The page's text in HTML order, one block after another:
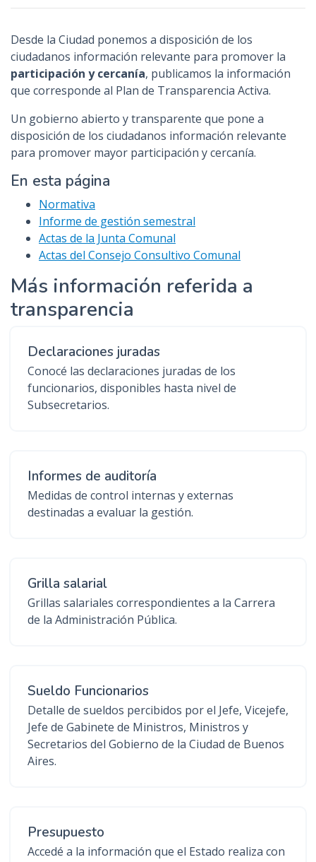
Desde la Ciudad ponemos a disposición de los
ciudadanos información relevante para promover la
participación y cercanía, publicamos la información
que corresponde al Plan de Transparencia Activa.
Un gobierno abierto y transparente que pone a
disposición de los ciudadanos información relevante
para promover mayor participación y cercanía.
En esta página
Normativa
Informe de gestión semestral
Actas de la Junta Comunal
Actas del Consejo Consultivo Comunal
Más información referida a
transparencia
Declaraciones juradas
Conocé las declaraciones juradas de los
funcionarios, disponibles hasta nivel de
Subsecretarios.
Informes de auditoría
Medidas de control internas y externas
destinadas a evaluar la gestión.
Grilla salarial
Grillas salariales correspondientes a la Carrera
de la Administración Pública.
Sueldo Funcionarios
Detalle de sueldos percibidos por el Jefe, Vicejefe,
Jefe de Gabinete de Ministros, Ministros y
Secretarios del Gobierno de la Ciudad de Buenos
Aires.
Presupuesto
Accedé a la información que el Estado realiza con